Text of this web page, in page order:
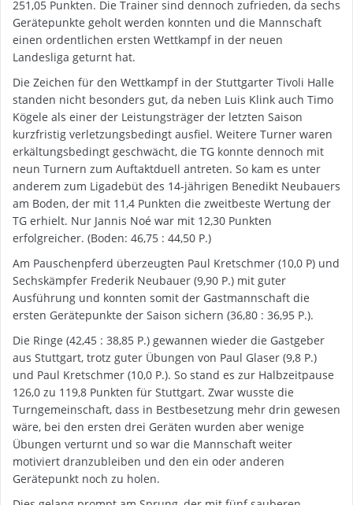
251,05 Punkten. Die Trainer sind dennoch zufrieden, da sechs
Gerätepunkte geholt werden konnten und die Mannschaft
einen ordentlichen ersten Wettkampf in der neuen
Landesliga geturnt hat.
Die Zeichen für den Wettkampf in der Stuttgarter Tivoli Halle
standen nicht besonders gut, da neben Luis Klink auch Timo
Kögele als einer der Leistungsträger der letzten Saison
kurzfristig verletzungsbedingt ausfiel. Weitere Turner waren
erkältungsbedingt geschwächt, die TG konnte dennoch mit
neun Turnern zum Auftaktduell antreten. So kam es unter
anderem zum Ligadebüt des 14-jährigen Benedikt Neubauers
am Boden, der mit 11,4 Punkten die zweitbeste Wertung der
TG erhielt. Nur Jannis Noé war mit 12,30 Punkten
erfolgreicher. (Boden: 46,75 : 44,50 P.)
Am Pauschenpferd überzeugten Paul Kretschmer (10,0 P) und
Sechskämpfer Frederik Neubauer (9,90 P.) mit guter
Ausführung und konnten somit der Gastmannschaft die
ersten Gerätepunkte der Saison sichern (36,80 : 36,95 P.).
Die Ringe (42,45 : 38,85 P.) gewannen wieder die Gastgeber
aus Stuttgart, trotz guter Übungen von Paul Glaser (9,8 P.)
und Paul Kretschmer (10,0 P.). So stand es zur Halbzeitpause
126,0 zu 119,8 Punkten für Stuttgart. Zwar wusste die
Turngemeinschaft, dass in Bestbesetzung mehr drin gewesen
wäre, bei den ersten drei Geräten wurden aber wenige
Übungen verturnt und so war die Mannschaft weiter
motiviert dranzubleiben und den ein oder anderen
Gerätepunkt noch zu holen.